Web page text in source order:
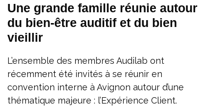
Une grande famille réunie autour
du bien-être auditif et du bien
vieillir
L’ensemble des membres Audilab ont
récemment été invités à se réunir en
convention interne à Avignon autour d’une
thématique majeure : l’Expérience Client.